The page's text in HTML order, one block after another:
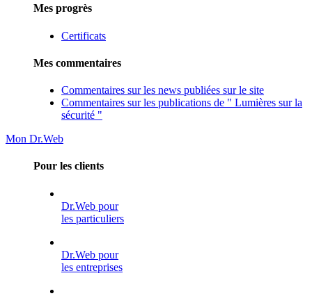
Mes progrès
Certificats
Mes commentaires
Commentaires sur les news publiées sur le site
Commentaires sur les publications de " Lumières sur la
sécurité "
Mon Dr.Web
Pour les clients
Dr.Web pour
les particuliers
Dr.Web pour
les entreprises